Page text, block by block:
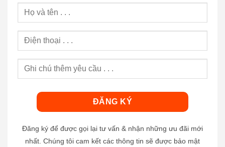
Đăng ký để được gọi lại tư vấn & nhận những ưu đãi mới
nhất. Chúng tôi cam kết các thông tin sẽ được bảo mật